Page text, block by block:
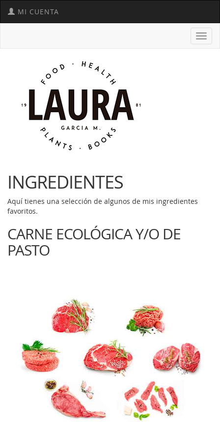
MI CUENTA
INGREDIENTES
Aquí tienes una selección de algunos de mis ingredientes
favoritos.
CARNE ECOLÓGICA Y/O DE
PASTO